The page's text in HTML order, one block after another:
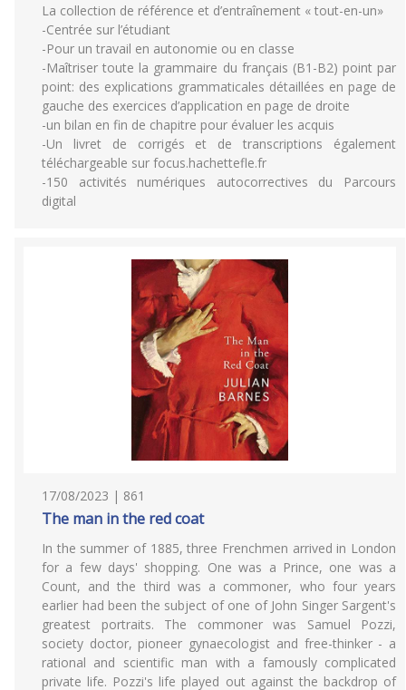
La collection de référence et d’entraînement « tout-en-un»
-Centrée sur l’étudiant
-Pour un travail en autonomie ou en classe
-Maîtriser toute la grammaire du français (B1-B2) point par
point: des explications grammaticales détaillées en page de
gauche des exercices d’application en page de droite
-un bilan en fin de chapitre pour évaluer les acquis
-Un livret de corrigés et de transcriptions également
téléchargeable sur focus.hachettefle.fr
-150 activités numériques autocorrectives du Parcours
digital
17/08/2023 | 861
The man in the red coat
In the summer of 1885, three Frenchmen arrived in London
for a few days' shopping. One was a Prince, one was a
Count, and the third was a commoner, who four years
earlier had been the subject of one of John Singer Sargent's
greatest portraits. The commoner was Samuel Pozzi,
society doctor, pioneer gynaecologist and free-thinker - a
rational and scientific man with a famously complicated
private life. Pozzi's life played out against the backdrop of